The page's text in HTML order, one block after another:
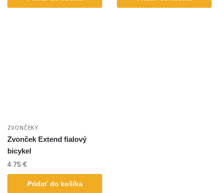
ZVONČEKY
Zvonček Extend fialový
bicykel
4.75 €
Pridať do košíka